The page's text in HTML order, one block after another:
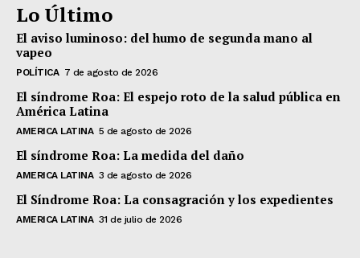
Lo Último
El aviso luminoso: del humo de segunda mano al
vapeo
POLÍTICA 7 de agosto de 2026
El síndrome Roa: El espejo roto de la salud pública en
América Latina
AMERICA LATINA 5 de agosto de 2026
El síndrome Roa: La medida del daño
AMERICA LATINA 3 de agosto de 2026
El Síndrome Roa: La consagración y los expedientes
AMERICA LATINA 31 de julio de 2026